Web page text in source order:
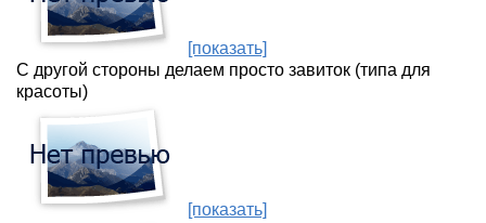
[показать]
С другой стороны делаем просто завиток (типа для
красоты)
[показать]